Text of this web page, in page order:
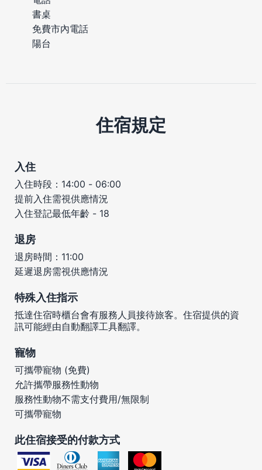
書桌
免費市內電話
陽台
住宿規定
入住
入住時段：14:00 - 06:00
提前入住需視供應情況
入住登記最低年齡 - 18
退房
退房時間：11:00
延遲退房需視供應情況
特殊入住指示
抵達住宿時櫃台會有服務人員接待旅客。住宿提供的資
訊可能經由自動翻譯工具翻譯。
寵物
可攜帶寵物 (免費)
允許攜帶服務性動物
服務性動物不需支付費用/無限制
可攜帶寵物
此住宿接受的付款方式